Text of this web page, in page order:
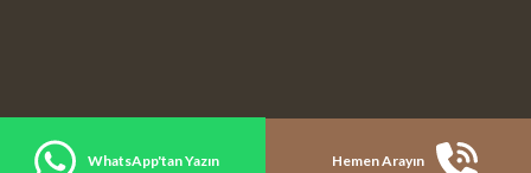
WhatsApp'tan Yazın Hemen Arayın